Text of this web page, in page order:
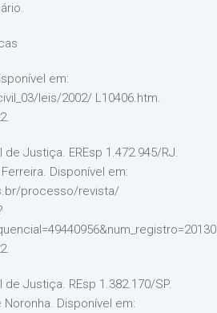
em:
leis/2002/ L10406.htm.
de Justiça. EREsp 1.472.945/RJ.
Disponível em:
processo/revista/
de Justiça. REsp 1.382.170/SP.
Disponível em: